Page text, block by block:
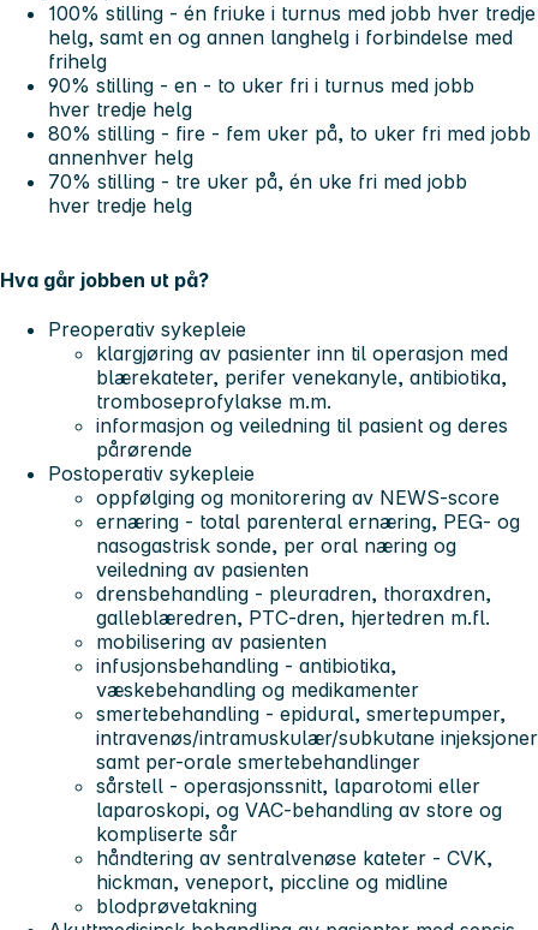
100% stilling - én friuke i turnus med jobb hver tredje
helg, samt en og annen langhelg i forbindelse med
frihelg
90% stilling - en - to uker fri i turnus med jobb
hver tredje helg
80% stilling - fire - fem uker på, to uker fri med jobb
annenhver helg
70% stilling - tre uker på, én uke fri med jobb
hver tredje helg
Hva går jobben ut på?
Preoperativ sykepleie
klargjøring av pasienter inn til operasjon med
blærekateter, perifer venekanyle, antibiotika,
tromboseprofylakse m.m.
informasjon og veiledning til pasient og deres
pårørende
Postoperativ sykepleie
oppfølging og monitorering av NEWS-score
ernæring - total parenteral ernæring, PEG- og
nasogastrisk sonde, per oral næring og
veiledning av pasienten
drensbehandling - pleuradren, thoraxdren,
galleblæredren, PTC-dren, hjertedren m.fl.
mobilisering av pasienten
infusjonsbehandling - antibiotika,
væskebehandling og medikamenter
smertebehandling - epidural, smertepumper,
intravenøs/intramuskulær/subkutane injeksjoner
samt per-orale smertebehandlinger
sårstell - operasjonssnitt, laparotomi eller
laparoskopi, og VAC-behandling av store og
kompliserte sår
håndtering av sentralvenøse kateter - CVK,
hickman, veneport, piccline og midline
blodprøvetakning